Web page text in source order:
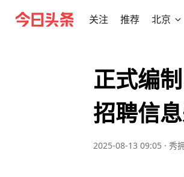
关注 推荐 北京
正式编
招聘信
2025-08-13 09:05 · 秀